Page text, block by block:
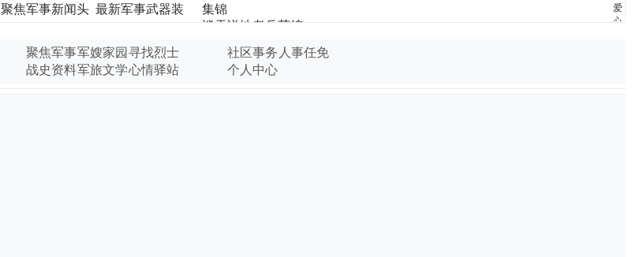
聚焦军事新闻头
条
最新军事武器装
备
爱
心
集锦
谈天说地老兵茶馆
中国老兵苑爱心活
中国老兵苑网爱心
聚焦军事军嫂家园 寻找烈士
战史资料军旅文学心情驿站
社区事务 人事任免
个人中心